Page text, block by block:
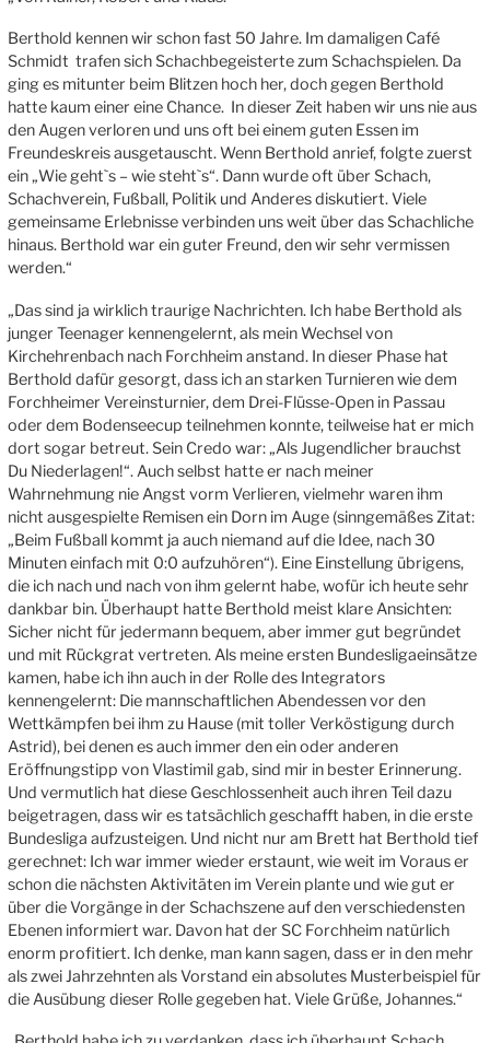
Berthold kennen wir schon fast 50 Jahre. Im damaligen Café
Schmidt trafen sich Schachbegeisterte zum Schachspielen. Da
ging es mitunter beim Blitzen hoch her, doch gegen Berthold
hatte kaum einer eine Chance. In dieser Zeit haben wir uns nie aus
den Augen verloren und uns oft bei einem guten Essen im
Freundeskreis ausgetauscht. Wenn Berthold anrief, folgte zuerst
ein „Wie geht`s – wie steht`s“. Dann wurde oft über Schach,
Schachverein, Fußball, Politik und Anderes diskutiert. Viele
gemeinsame Erlebnisse verbinden uns weit über das Schachliche
hinaus. Berthold war ein guter Freund, den wir sehr vermissen
werden.“
„Das sind ja wirklich traurige Nachrichten. Ich habe Berthold als
junger Teenager kennengelernt, als mein Wechsel von
Kirchehrenbach nach Forchheim anstand. In dieser Phase hat
Berthold dafür gesorgt, dass ich an starken Turnieren wie dem
Forchheimer Vereinsturnier, dem Drei-Flüsse-Open in Passau
oder dem Bodenseecup teilnehmen konnte, teilweise hat er mich
dort sogar betreut. Sein Credo war: „Als Jugendlicher brauchst
Du Niederlagen!“. Auch selbst hatte er nach meiner
Wahrnehmung nie Angst vorm Verlieren, vielmehr waren ihm
nicht ausgespielte Remisen ein Dorn im Auge (sinngemäßes Zitat:
„Beim Fußball kommt ja auch niemand auf die Idee, nach 30
Minuten einfach mit 0:0 aufzuhören“). Eine Einstellung übrigens,
die ich nach und nach von ihm gelernt habe, wofür ich heute sehr
dankbar bin. Überhaupt hatte Berthold meist klare Ansichten:
Sicher nicht für jedermann bequem, aber immer gut begründet
und mit Rückgrat vertreten. Als meine ersten Bundesligaeinsätze
kamen, habe ich ihn auch in der Rolle des Integrators
kennengelernt: Die mannschaftlichen Abendessen vor den
Wettkämpfen bei ihm zu Hause (mit toller Verköstigung durch
Astrid), bei denen es auch immer den ein oder anderen
Eröffnungstipp von Vlastimil gab, sind mir in bester Erinnerung.
Und vermutlich hat diese Geschlossenheit auch ihren Teil dazu
beigetragen, dass wir es tatsächlich geschafft haben, in die erste
Bundesliga aufzusteigen. Und nicht nur am Brett hat Berthold tief
gerechnet: Ich war immer wieder erstaunt, wie weit im Voraus er
schon die nächsten Aktivitäten im Verein plante und wie gut er
über die Vorgänge in der Schachszene auf den verschiedensten
Ebenen informiert war. Davon hat der SC Forchheim natürlich
enorm profitiert. Ich denke, man kann sagen, dass er in den mehr
als zwei Jahrzehnten als Vorstand ein absolutes Musterbeispiel für
die Ausübung dieser Rolle gegeben hat. Viele Grüße, Johannes.“